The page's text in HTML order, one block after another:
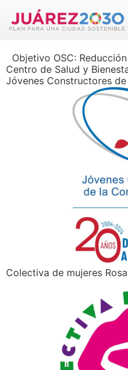
Objetivo OSC:
Centro de Salud y
Jóvenes Constructores
Colectiva de mujeres